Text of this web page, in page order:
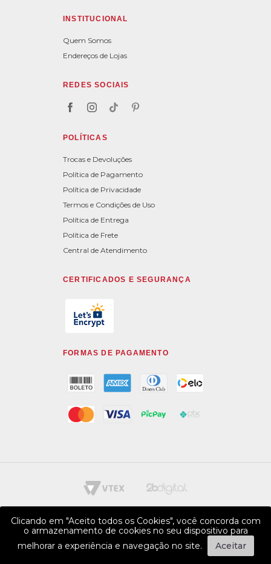
INSTITUCIONAL
Quem Somos
Endereços de Lojas
REDES SOCIAIS
POLÍTICAS
Trocas e Devoluções
Política de Pagamento
Política de Privacidade
Termos e Condições de Uso
Política de Entrega
Política de Frete
Central de Atendimento
CERTIFICADOS E SEGURANÇA
FORMAS DE PAGAMENTO
Clicando em "Aceito todos os Cookies", você concorda com
o armazenamento de cookies no seu dispositivo para
melhorar a experiência e navegação no site.
Aceitar